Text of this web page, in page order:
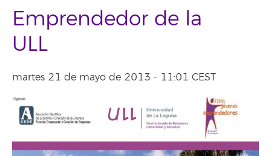
Emprendedor de la
ULL
martes 21 de mayo de 2013 - 11:01 CEST